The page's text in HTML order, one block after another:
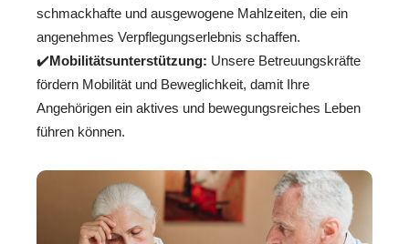
schmackhafte und ausgewogene Mahlzeiten, die ein
angenehmes Verpflegungserlebnis schaffen.
✔️Mobilitätsunterstützung: Unsere Betreuungskräfte
fördern Mobilität und Beweglichkeit, damit Ihre
Angehörigen ein aktives und bewegungsreiches Leben
führen können.